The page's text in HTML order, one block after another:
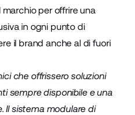
per offrire una
in ogni punto di
il brand anche al di fuori
che offrissero soluzioni
sempre disponibile e una
Il sistema modulare di